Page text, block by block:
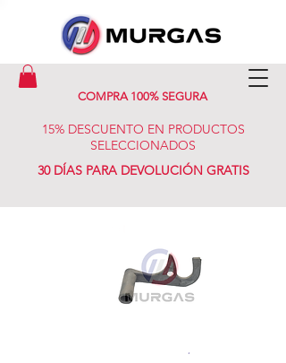
COMPRA 100% SEGURA
15% DESCUENTO EN PRODUCTOS
SELECCIONADOS
30 DÍAS PARA DEVOLUCIÓN GRATIS